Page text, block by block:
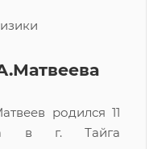
родился 11
в г. Тайга